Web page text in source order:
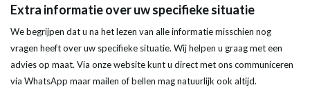
Extra informatieover uw specifieke situatie
We begrijpen dat u na het lezen van alleinformatiemisschien nog
vragen heeft over uw specifieke situatie. Wij helpen u graag met een
advies op maat. Via onze website kunt u direct met ons communiceren
via WhatsApp maar mailen of bellen mag natuurlijk ook altijd.